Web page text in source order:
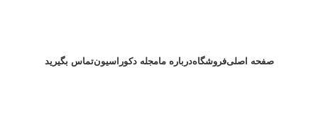
صفحه اصلیفروشگاهدرباره مامجله دکوراسیونتماس بگیرید